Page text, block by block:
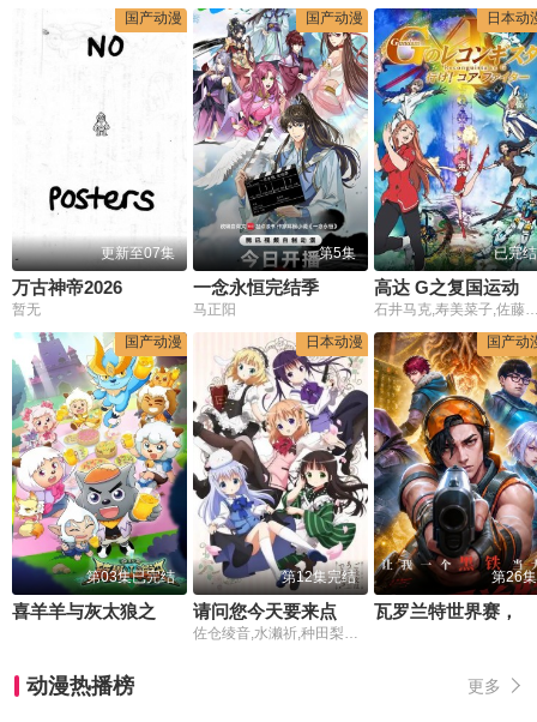
国产动漫
更新至07集
万古神帝2026
暂无
国产动漫
第5集
​一念永恒完结季
马正阳
日本动
已完结
石井马克,寿美菜子,佐藤拓也,高
国产动漫
第03集已完结
日本动漫
第12集完结
佐仓绫音,水濑祈,种田梨沙,佐藤聪美,内田真礼,德井青空,村川梨衣,早见沙织,清川元梦,速水奖
国产动
第26集
动漫热播榜 更多